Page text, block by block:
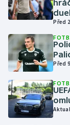
Krasobruslení
Lezení
Lyže a
Moderní
Motorsport
Před
Před